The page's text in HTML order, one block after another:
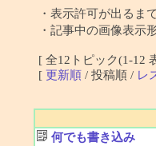
・表示許可が出るま
・記事中の画像表示
[ 全12トピック(1-
[ 更新順 / 投稿順 / レ
何でも書き込み